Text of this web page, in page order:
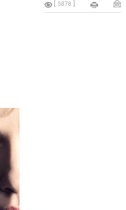
5878